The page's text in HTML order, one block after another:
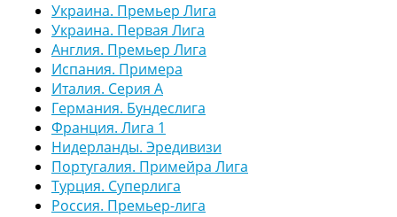
Украина. Премьер Лига
Украина. Первая Лига
Англия. Премьер Лига
Испания. Примера
Италия. Серия А
Германия. Бундеслига
Франция. Лига 1
Нидерланды. Эредивизи
Португалия. Примейра Лига
Турция. Суперлига
Россия. Премьер-лига